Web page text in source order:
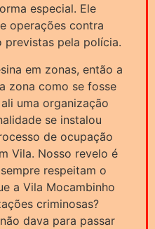
especial. Ele
operações contra
pela polícia.
em zonas, então a
zona como se fosse
uma organização
se instalou
de ocupação
Vila. Nosso revelo é
respeitam o
a Vila Mocambinho
criminosas?
dava para passar